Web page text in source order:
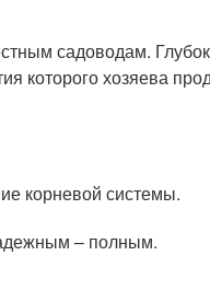
садоводам.
которого хозяева
корневой системы.
– полным.